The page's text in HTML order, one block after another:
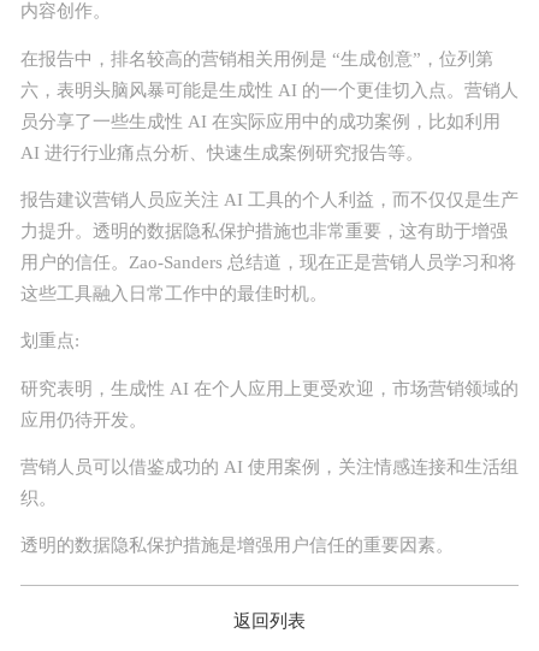
内容创作。
在报告中，排名较高的营销相关用例是 “生成创意”，位列第
六，表明头脑风暴可能是生成性 AI 的一个更佳切入点。营销人
员分享了一些生成性 AI 在实际应用中的成功案例，比如利用
AI 进行行业痛点分析、快速生成案例研究报告等。
报告建议营销人员应关注 AI 工具的个人利益，而不仅仅是生产
力提升。透明的数据隐私保护措施也非常重要，这有助于增强
用户的信任。Zao-Sanders 总结道，现在正是营销人员学习和将
这些工具融入日常工作中的最佳时机。
划重点:
研究表明，生成性 AI 在个人应用上更受欢迎，市场营销领域的
应用仍待开发。
营销人员可以借鉴成功的 AI 使用案例，关注情感连接和生活组
织。
透明的数据隐私保护措施是增强用户信任的重要因素。
返回列表